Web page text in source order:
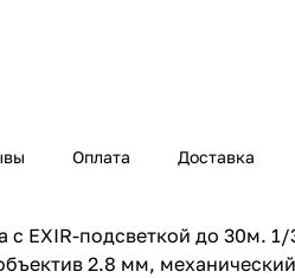
Оплата Доставка
EXIR-подсветкой до 30м.
2.8 мм,